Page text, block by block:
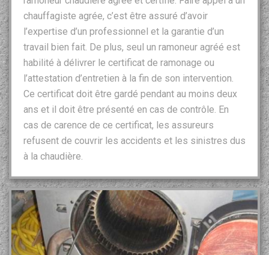
chauffagiste agrée, c’est être assuré d’avoir
l’expertise d’un professionnel et la garantie d’un
travail bien fait. De plus, seul un ramoneur agréé est
habilité à délivrer le certificat de ramonage ou
l’attestation d’entretien à la fin de son intervention.
Ce certificat doit être gardé pendant au moins deux
ans et il doit être présenté en cas de contrôle. En
cas de carence de ce certificat, les assureurs
refusent de couvrir les accidents et les sinistres dus
à la chaudière.